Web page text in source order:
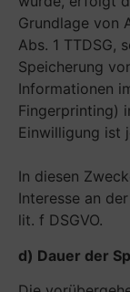
Grundlage von
Abs. 1 TTDSG,
Speicherung
Informationen
Fingerprinting)
Einwilligung ist
In diesen
Interesse an
lit. f DSGVO.
d) Dauer der